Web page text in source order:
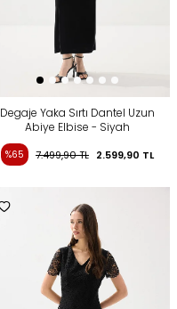
Degaje Yaka Sırtı Dantel Uzun
Abiye Elbise - Siyah
%65 7.499,90TL 2.599,90 TL